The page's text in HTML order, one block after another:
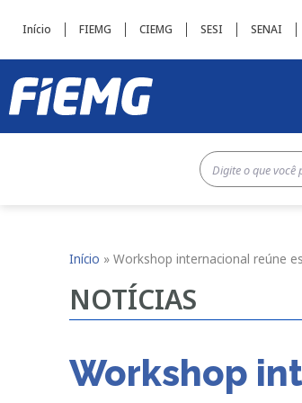
Início FIEMG CIEMG SESI SENAI
Início »Workshop internacional reúne
NOTÍCIAS
Workshop